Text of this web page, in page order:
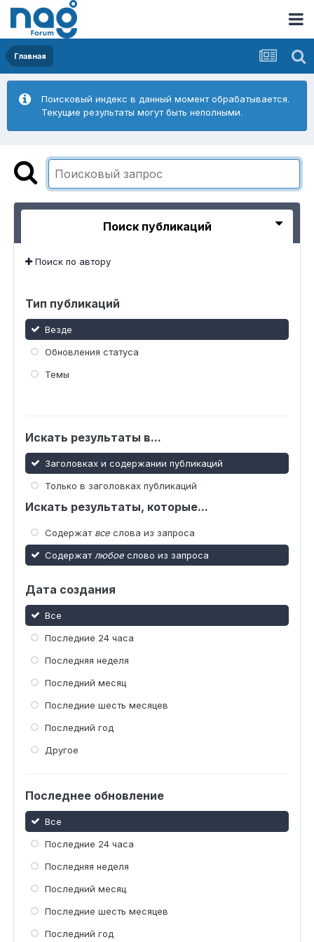
Главная
Поисковый индекс в данный момент обрабатывается.
Текущие результаты могут быть неполными.
Поиск публикаций
Поиск по автору
Тип публикаций
Везде
Обновления статуса
Темы
Искать результаты в...
Заголовках и содержании публикаций
Только в заголовках публикаций
Искать результаты, которые...
Содержат все слова из запроса
Содержат любое слово из запроса
Дата создания
Все
Последние 24 часа
Последняя неделя
Последний месяц
Последние шесть месяцев
Последний год
Другое
Последнее обновление
Все
Последние 24 часа
Последняя неделя
Последний месяц
Последние шесть месяцев
Последний год